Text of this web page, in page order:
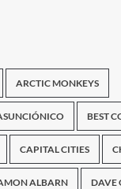
ARCTIC MONKEYS
BEST
CAPITAL CITIES
ALBARN DAVE